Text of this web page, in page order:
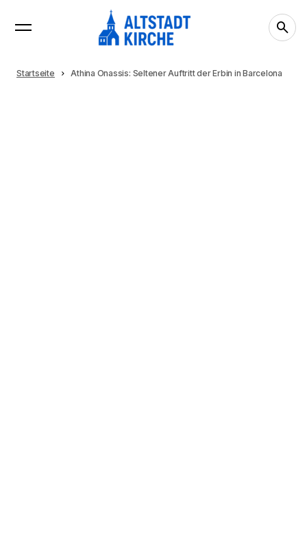
Startseite Athina Onassis: Seltener Auftritt der Erbin in Barcelona